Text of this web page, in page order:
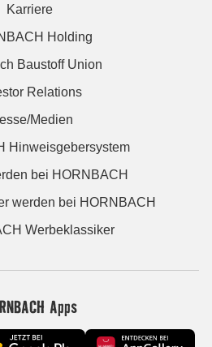
Karriere
Holding
Baustoff Union
Relations
Medien
Hinweisgebersystem
bei HORNBACH
werden bei HORNBACH
Werbeklassiker
Apps